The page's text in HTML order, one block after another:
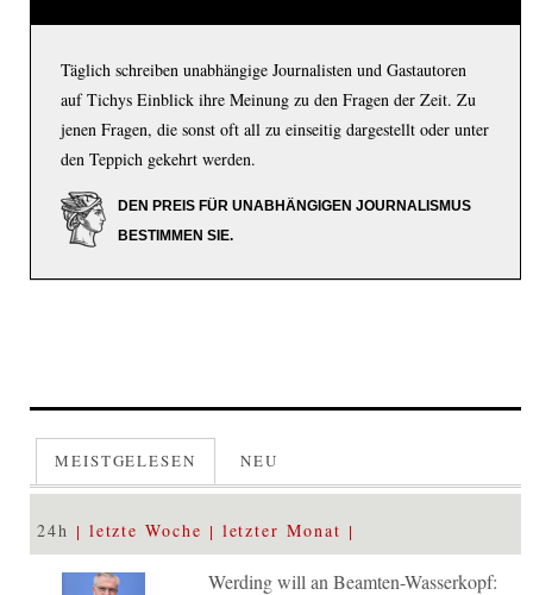
Täglich schreiben unabhängige Journalisten und Gastautoren
auf Tichys Einblick ihre Meinung zu den Fragen der Zeit. Zu
jenen Fragen, die sonst oft all zu einseitig dargestellt oder unter
den Teppich gekehrt werden.
DEN PREIS FÜR UNABHÄNGIGEN JOURNALISMUS
BESTIMMEN SIE.
MEISTGELESEN NEU
24h letzte Woche letzter Monat
Werding will an Beamten-Wasserkopf: